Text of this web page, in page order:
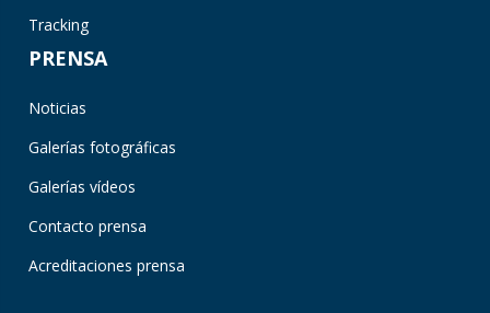
Tracking
PRENSA
Noticias
Galerías fotográficas
Galerías vídeos
Contacto prensa
Acreditaciones prensa